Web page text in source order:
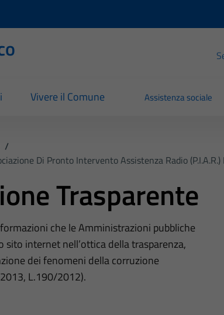
Vivere il Comune Assistenza sociale
/
Di Pronto Intervento Assistenza Radio (P.I.A.R.)
Trasparente
che le Amministrazioni pubbliche
internet nell’ottica della trasparenza,
dei fenomeni della corruzione
L.190/2012).